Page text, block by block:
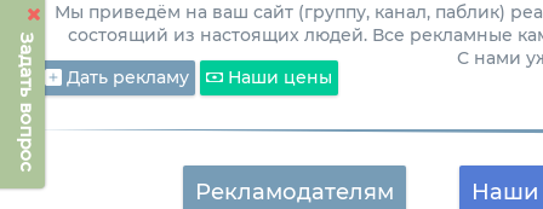
Задать вопрос
Мы приведём на ваш сайт (группу, канал, паблик)
состоящий из настоящих людей. Все рекламные
С нами
Дать рекламу
Наши цены
Рекламодателям Наши